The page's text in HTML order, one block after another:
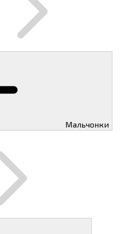
Мальчонки